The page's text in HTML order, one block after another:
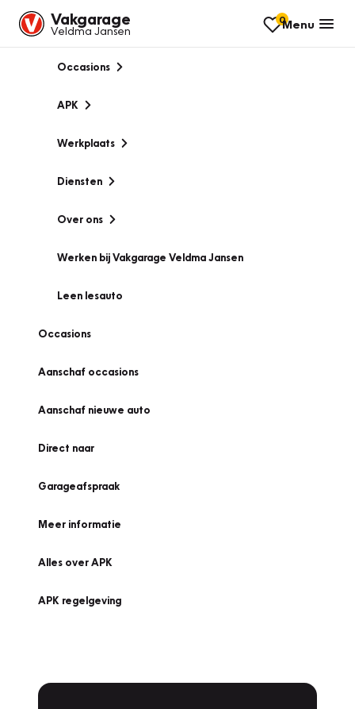
Vakgarage
Veldma Jansen
0Menu
Occasions
APK
Werkplaats
Diensten
Over ons
Werken bij Vakgarage Veldma Jansen
Leen lesauto
Occasions
Aanschaf occasions
Aanschaf nieuwe auto
Direct naar
Garageafspraak
Meer informatie
Alles over APK
APK regelgeving